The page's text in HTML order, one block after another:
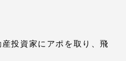
投資家にアポを取り、飛